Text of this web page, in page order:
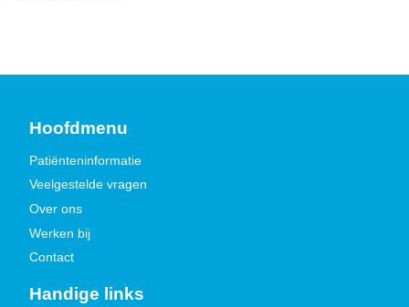
Hoofdmenu
Patiënteninformatie
Veelgestelde vragen
Over ons
Werken bij
Contact
Handige links